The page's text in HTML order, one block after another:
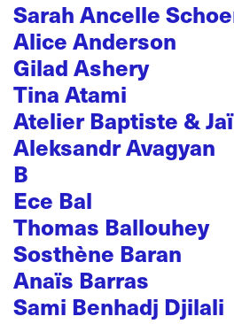
Sarah Ancelle
Alice Anderson
Gilad Ashery
Tina Atami
Atelier Baptiste &
Aleksandr Avagyan
B
Ece Bal
Thomas Ballouhey
Sosthène Baran
Anaïs Barras
Sami Benhadj Djilali